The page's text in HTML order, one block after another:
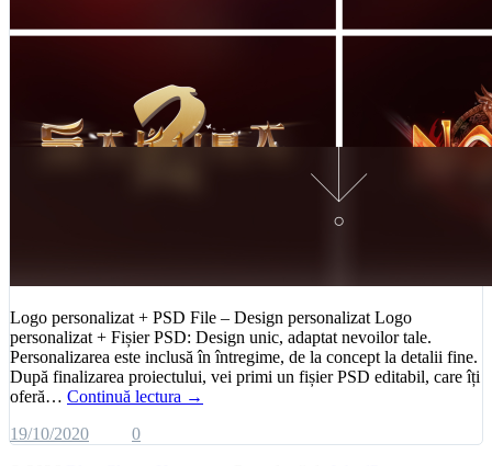
Logo personalizat + PSD File – Design personalizat Logo
personalizat + Fișier PSD: Design unic, adaptat nevoilor tale.
Personalizarea este inclusă în întregime, de la concept la detalii fine.
După finalizarea proiectului, vei primi un fișier PSD editabil, care îți
oferă… Continuă lectura →
19/10/2020
0